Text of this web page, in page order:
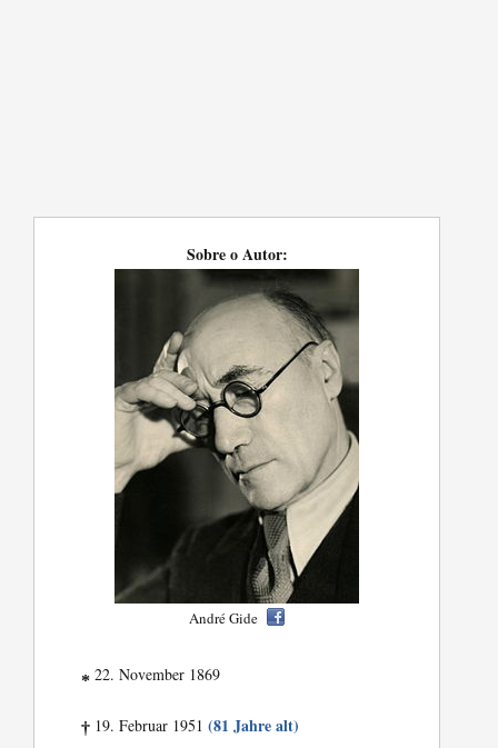
Sobre o Autor:
André Gide
* 22. November 1869
† 19. Februar 1951(81 Jahre alt)